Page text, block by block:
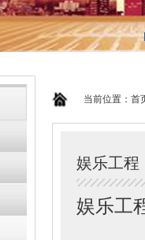
当前位置： 首
娱乐工程
娱乐工